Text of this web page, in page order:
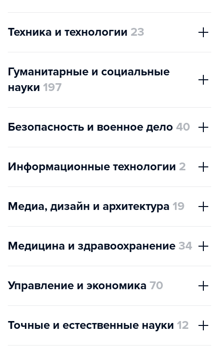
Техника и технологии 23
Гуманитарные и социальные
науки 197
Безопасность и военное дело 40
Информационные технологии 2
Медиа, дизайн и архитектура 19
Медицина и здравоохранение 34
Управление и экономика 70
Точные и естественные науки 12